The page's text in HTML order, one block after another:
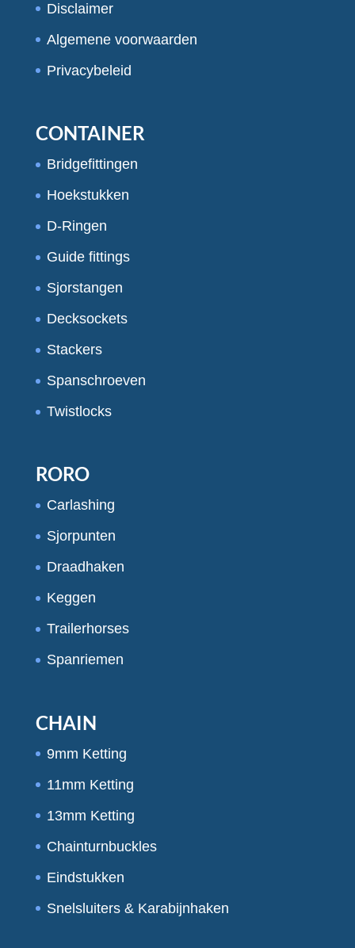
Disclaimer
Algemene voorwaarden
Privacybeleid
CONTAINER
Bridgefittingen
Hoekstukken
D-Ringen
Guide fittings
Sjorstangen
Decksockets
Stackers
Spanschroeven
Twistlocks
RORO
Carlashing
Sjorpunten
Draadhaken
Keggen
Trailerhorses
Spanriemen
CHAIN
9mm Ketting
11mm Ketting
13mm Ketting
Chainturnbuckles
Eindstukken
Snelsluiters & Karabijnhaken